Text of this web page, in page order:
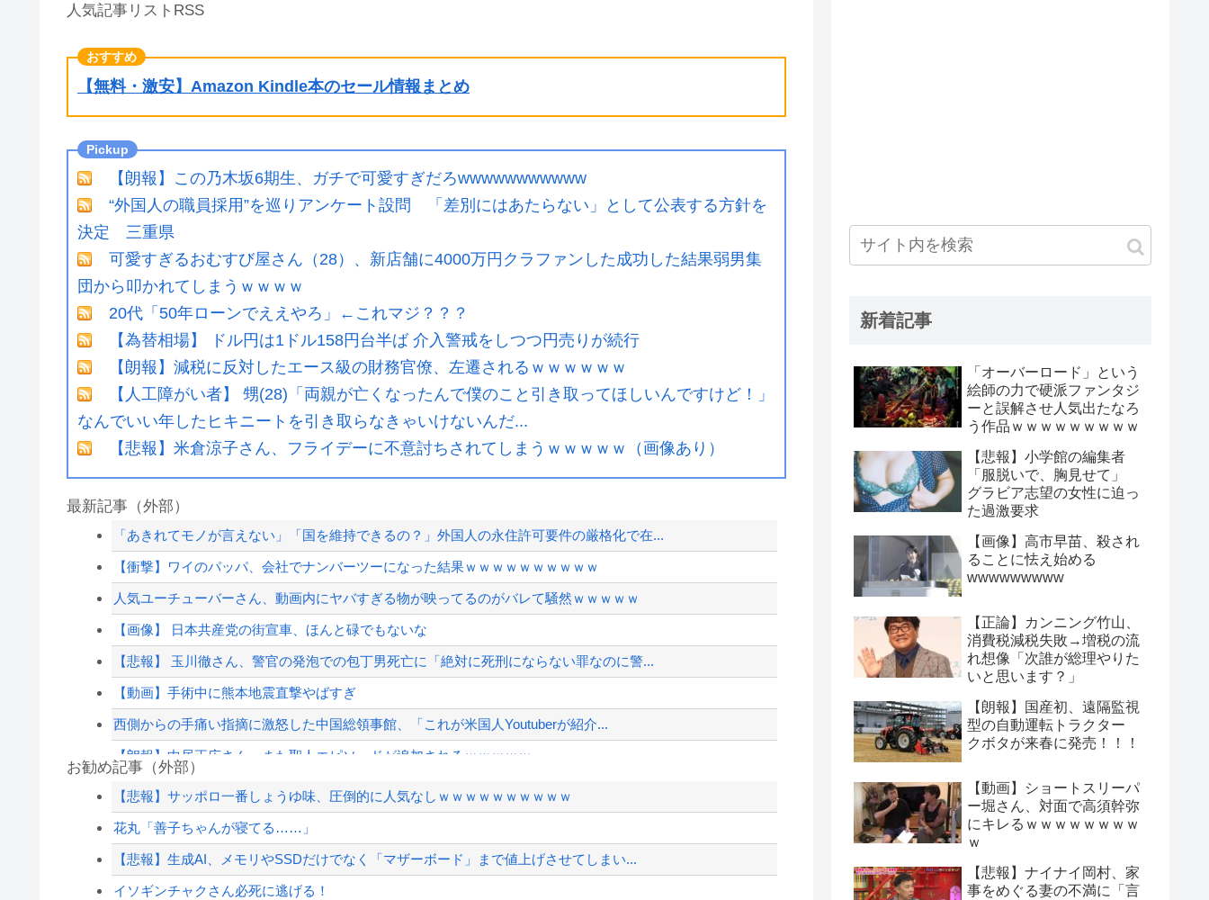
人気記事リストRSS
【無料・激安】Amazon Kindle本のセール情報まとめ
【朗報】この乃木坂6期生、ガチで可愛すぎだろwwwwwwwwwww
“外国人の職員採用”を巡りアンケート設問 「差別にはあたらない」として公表する方針を
決定 三重県
可愛すぎるおむすび屋さん（28）、新店舗に4000万円クラファンした成功した結果弱男集
団から叩かれてしまうｗｗｗｗ
20代「50年ローンでええやろ」←これマジ？？？
【為替相場】 ドル円は1ドル158円台半ば 介入警戒をしつつ円売りが続行
【朗報】減税に反対したエース級の財務官僚、左遷されるｗｗｗｗｗｗ
【人工障がい者】 甥(28)「両親が亡くなったんで僕のこと引き取ってほしいんですけど！」
なんでいい年したヒキニートを引き取らなきゃいけないんだ...
【悲報】米倉涼子さん、フライデーに不意討ちされてしまうｗｗｗｗｗ（画像あり）
最新記事（外部）
「あきれてモノが言えない」「国を維持できるの？」外国人の永住許可要件の厳格化で在...
【衝撃】ワイのパッパ、会社でナンバーツーになった結果ｗｗｗｗｗｗｗｗｗｗ
人気ユーチューバーさん、動画内にヤバすぎる物が映ってるのがバレて騒然ｗｗｗｗｗ
【画像】 日本共産党の街宣車、ほんと碌でもないな
【悲報】 玉川徹さん、警官の発泡での包丁男死亡に「絶対に死刑にならない罪なのに警...
【動画】手術中に熊本地震直撃やばすぎ
西側からの手痛い指摘に激怒した中国総領事館、「これが米国人Youtuberが紹介...
【朗報】中居正広さん、また聖人エピソードが追加されるｗｗｗｗｗ
【朗報】減税に反対したエース級の財務官僚、左遷されるｗｗｗｗｗｗ
【総務省人事】エース級の財務官僚・一松旬氏が“異例転出”へ 官邸幹部「協力的でな...
【画像】ロッテ「アイスとコラボするポケモンをください」ポケモン公式「しょうがねえ...
【画像】元TOKIO山口達也さん、家賃3万4000円の湘南の家からYouTube...
お勧め記事（外部）
【悲報】サッポロ一番しょうゆ味、圧倒的に人気なしｗｗｗｗｗｗｗｗｗｗ
花丸「善子ちゃんが寝てる……」
【悲報】生成AI、メモリやSSDだけでなく「マザーボード」まで値上げさせてしまい...
イソギンチャクさん必死に逃げる！
新着記事
「オーバーロード」という
絵師の力で硬派ファンタジ
ーと誤解させ人気出たなろ
う作品ｗｗｗｗｗｗｗｗｗ
【悲報】小学館の編集者
「服脱いで、胸見せて」
グラビア志望の女性に迫っ
た過激要求
【画像】高市早苗、殺され
ることに怯え始める
wwwwwwwww
【正論】カンニング竹山、
消費税減税失敗→増税の流
れ想像「次誰が総理やりた
いと思います？」
【朗報】国産初、遠隔監視
型の自動運転トラクター
クボタが来春に発売！！！
【動画】ショートスリーパ
ー堀さん、対面で高須幹弥
にキレるｗｗｗｗｗｗｗｗ
ｗ
【悲報】ナイナイ岡村、家
事をめぐる妻の不満に「言